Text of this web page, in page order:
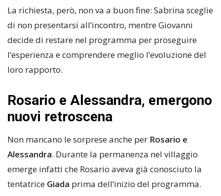
La richiesta, però, non va a buon fine: Sabrina sceglie
di non presentarsi all’incontro, mentre Giovanni
decide di restare nel programma per proseguire
l’esperienza e comprendere meglio l’evoluzione del
loro rapporto.
Rosario e Alessandra, emergono
nuovi retroscena
Non mancano le sorprese anche per Rosario e
Alessandra. Durante la permanenza nel villaggio
emerge infatti che Rosario aveva già conosciuto la
tentatrice Giada prima dell’inizio del programma.